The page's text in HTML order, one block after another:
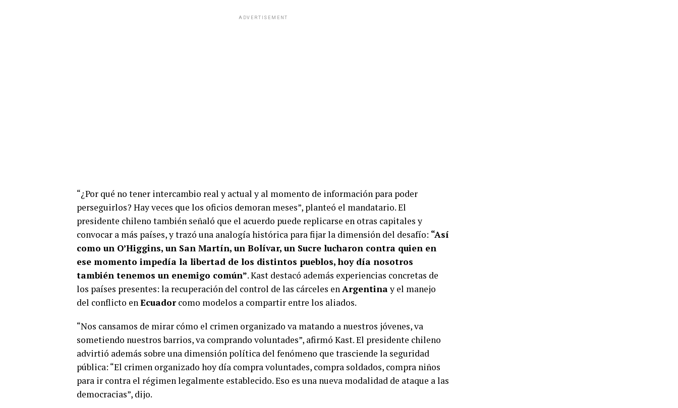
ADVERTISEMENT
“¿Por qué no tener intercambio real y actual y al momento de información para poder
perseguirlos? Hay veces que los oficios demoran meses”, planteó el mandatario. El
presidente chileno también señaló que el acuerdo puede replicarse en otras capitales y
convocar a más países, y trazó una analogía histórica para fijar la dimensión del desafío: “Así
como un O’Higgins, un San Martín, un Bolívar, un Sucre lucharon contra quien en
ese momento impedía la libertad de los distintos pueblos, hoy día nosotros
también tenemos un enemigo común”. Kast destacó además experiencias concretas de
los países presentes: la recuperación del control de las cárceles en Argentinay el manejo
del conflicto en Ecuadorcomo modelos a compartir entre los aliados.
“Nos cansamos de mirar cómo el crimen organizado va matando a nuestros jóvenes, va
sometiendo nuestros barrios, va comprando voluntades”, afirmó Kast. El presidente chileno
advirtió además sobre una dimensión política del fenómeno que trasciende la seguridad
pública: “El crimen organizado hoy día compra voluntades, compra soldados, compra niños
para ir contra el régimen legalmente establecido. Eso es una nueva modalidad de ataque a las
democracias”, dijo.